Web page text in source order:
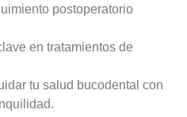
postoperatorio
en tratamientos de
tu salud bucodental con